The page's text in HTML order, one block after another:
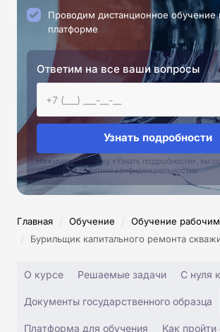
Проводим дистанционное обучение
платформе
Ответим на все ваши вопросы
Узнать подробности
Нажимая на кнопку «Узнать подробности», вы
условиями политики конфиденциальностии
Главная / Обучение / Обучение
/ Бурильщик капитального ремонта
О курсе Решаемые задачи С нуля
Документы государственного образца
Платформа для обучения Как пройти